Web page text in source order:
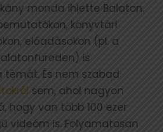
monda ihlette Balaton.
könyvtári
előadásokon (pl. a
is
témát. És nem szabad
sem, ahol nagyon
hogy van több 100 ezer
videóm is. Folyamatosan